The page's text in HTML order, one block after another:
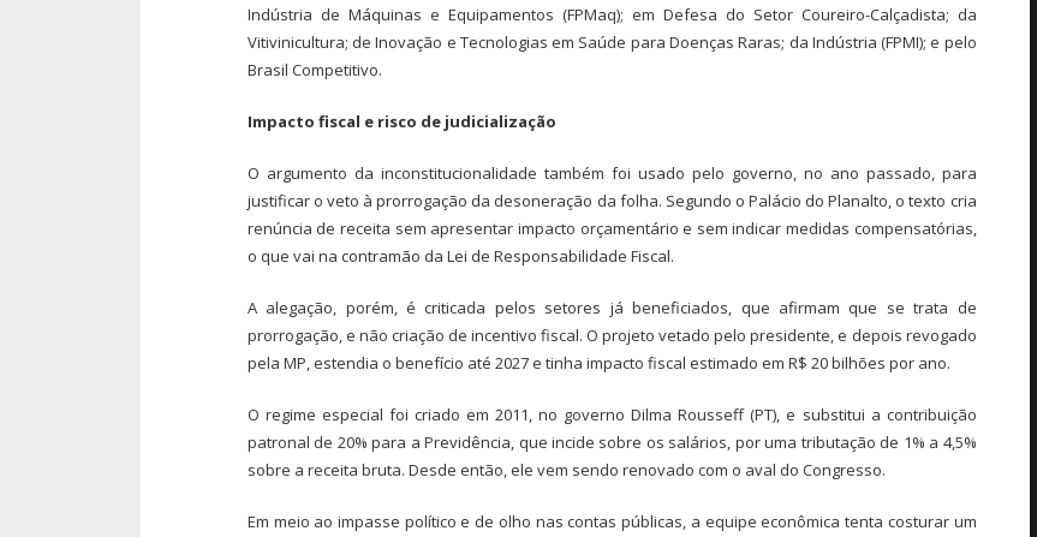
Indústria de Máquinas e Equipamentos (FPMaq); em Defesa do Setor Coureiro-Calçadista; da
Vitivinicultura; de Inovação e Tecnologias em Saúde para Doenças Raras; da Indústria (FPMI); e pelo
Brasil Competitivo.
Impacto fiscal e risco de judicialização
O argumento da inconstitucionalidade também foi usado pelo governo, no ano passado, para
justificar o veto à prorrogação da desoneração da folha. Segundo o Palácio do Planalto, o texto cria
renúncia de receita sem apresentar impacto orçamentário e sem indicar medidas compensatórias,
o que vai na contramão da Lei de Responsabilidade Fiscal.
A alegação, porém, é criticada pelos setores já beneficiados, que afirmam que se trata de
prorrogação, e não criação de incentivo fiscal. O projeto vetado pelo presidente, e depois revogado
pela MP, estendia o benefício até 2027 e tinha impacto fiscal estimado em R$ 20 bilhões por ano.
O regime especial foi criado em 2011, no governo Dilma Rousseff (PT), e substitui a contribuição
patronal de 20% para a Previdência, que incide sobre os salários, por uma tributação de 1% a 4,5%
sobre a receita bruta. Desde então, ele vem sendo renovado com o aval do Congresso.
Em meio ao impasse político e de olho nas contas públicas, a equipe econômica tenta costurar um